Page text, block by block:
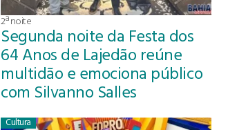
2ª noite
Segunda noite da Festa dos
64 Anos de Lajedão reúne
multidão e emociona público
com Silvanno Salles
Cultura